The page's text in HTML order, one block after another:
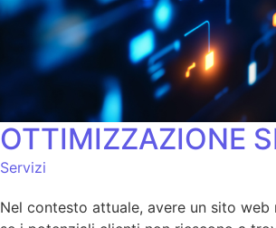
OTTIMIZZAZIONE
Servizi
Nel contesto attuale, avere un sito web